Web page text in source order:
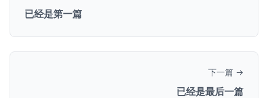
已经是第一篇
下一篇 →
已经是最后一篇